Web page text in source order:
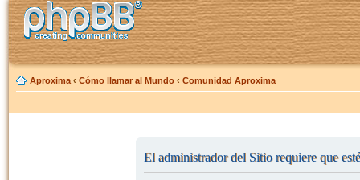
Aproxima ‹ Cómo llamar al Mundo ‹ Comunidad Aproxima
El administrador del Sitio requiere que